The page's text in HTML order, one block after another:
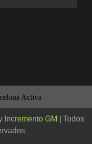
Incremento GM
| Todos